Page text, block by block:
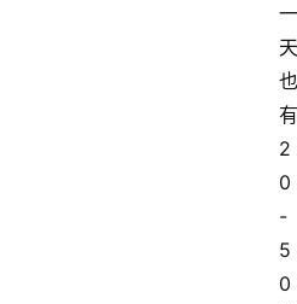
一
天
也
有
2
0
-
5
0